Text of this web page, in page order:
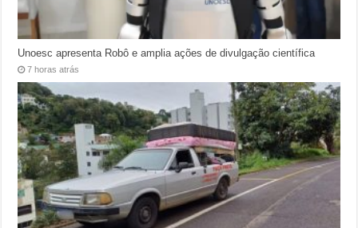
Unoesc apresenta Robô e amplia ações de divulgação científica
7 horas atrás